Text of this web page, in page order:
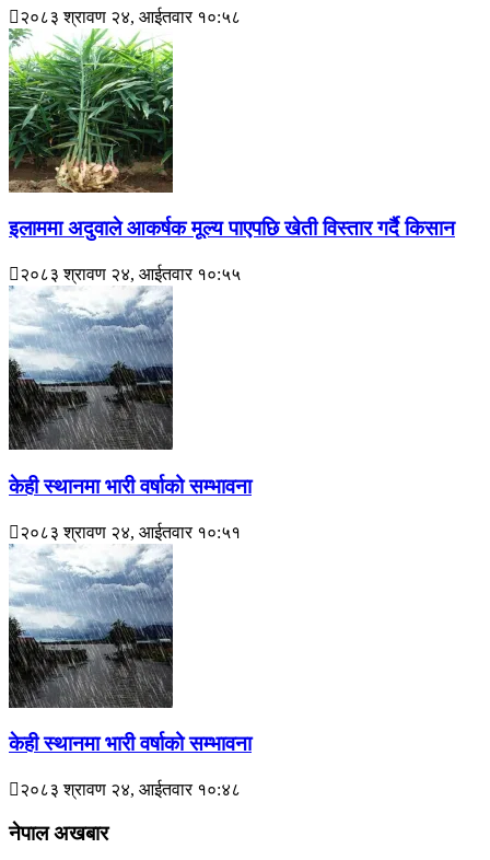
२०८३ श्रावण २४, आईतवार १०:५८
इलाममा अदुवाले आकर्षक मूल्य पाएपछि खेती विस्तार गर्दै किसान
२०८३ श्रावण २४, आईतवार १०:५५
केही स्थानमा भारी वर्षाको सम्भावना
२०८३ श्रावण २४, आईतवार १०:५१
केही स्थानमा भारी वर्षाको सम्भावना
२०८३ श्रावण २४, आईतवार १०:४८
नेपाल अखबार